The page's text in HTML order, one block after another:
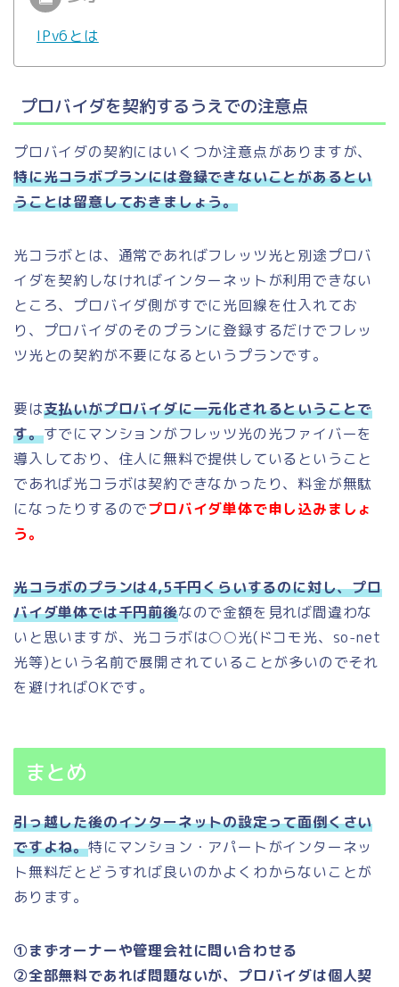
IPv6とは
プロバイダを契約するうえでの注意点
プロバイダの契約にはいくつか注意点がありますが、
特に光コラボプランには登録できないことがあるとい
うことは留意しておきましょう。
光コラボとは、通常であればフレッツ光と別途プロバ
イダを契約しなければインターネットが利用できない
ところ、プロバイダ側がすでに光回線を仕入れてお
り、プロバイダのそのプランに登録するだけでフレッ
ツ光との契約が不要になるというプランです。
要は支払いがプロバイダに一元化されるということで
す。すでにマンションがフレッツ光の光ファイバーを
導入しており、住人に無料で提供しているということ
であれば光コラボは契約できなかったり、料金が無駄
になったりするのでプロバイダ単体で申し込みましょ
う。
光コラボのプランは4,5千円くらいするのに対し、プロ
バイダ単体では千円前後なので金額を見れば間違わな
いと思いますが、光コラボは○○光(ドコモ光、so-net
光等)という名前で展開されていることが多いのでそれ
を避ければOKです。
まとめ
引っ越した後のインターネットの設定って面倒くさい
ですよね。特にマンション・アパートがインターネッ
ト無料だとどうすれば良いのかよくわからないことが
あります。
①まずオーナーや管理会社に問い合わせる
②全部無料であれば問題ないが、プロバイダは個人契